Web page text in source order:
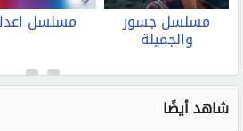
مسلسل جسور
والجميلة
مسلسل
شاهد أيضًا